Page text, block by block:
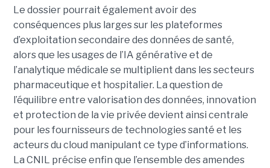
Le dossier pourrait également avoir des
conséquences plus larges sur les plateformes
d’exploitation secondaire des données de santé,
alors que les usages de l’IA générative et de
l’analytique médicale se multiplient dans les secteurs
pharmaceutique et hospitalier. La question de
l’équilibre entre valorisation des données, innovation
et protection de la vie privée devient ainsi centrale
pour les fournisseurs de technologies santé et les
acteurs du cloud manipulant ce type d’informations.
La CNIL précise enfin que l’ensemble des amendes